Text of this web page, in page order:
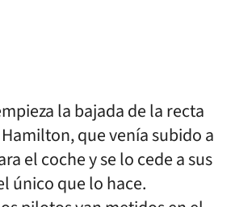
la bajada de la recta
que venía subido a
el coche y se lo cede a sus
único que lo hace.